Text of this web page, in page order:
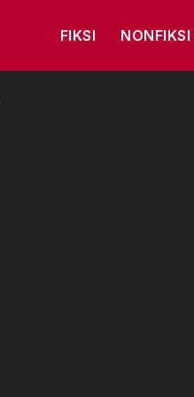
FIKSI NONFIKSI